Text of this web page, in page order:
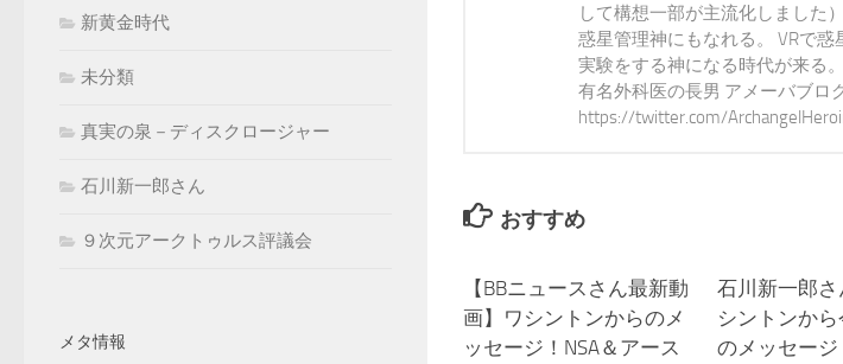
して構想一部が主流化しました
惑星管理神にもなれる。 VRで
実験をする神になる時代が来る
有名外科医の長男 アメーバブロ
https://twitter.com/
おすすめ
【BBニュースさん最新動
画】ワシントンからのメ
ッセージ！NSA＆アース
石川新一郎
シントンか
のメッセージ
新黄金時代
未分類
真実の泉－ディスクロージャー
石川新一郎さん
９次元アークトゥルス評議会
メタ情報